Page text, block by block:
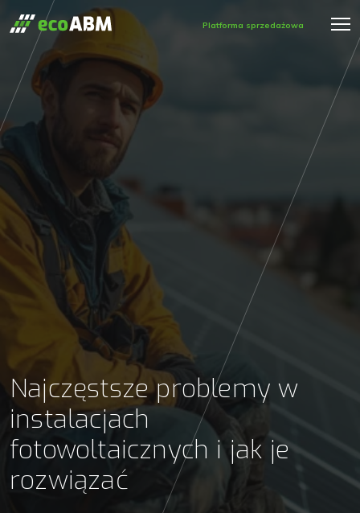
Platforma sprzedażowa
Najczęstsze problemy w
instalacjach
fotowoltaicznych i jak je
rozwiązać